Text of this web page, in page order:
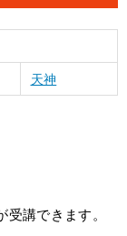
天神
講できます。